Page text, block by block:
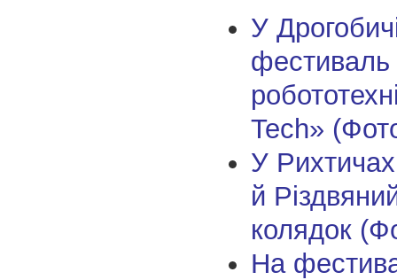
У
фестиваль
Tech»
У
й
колядок
На